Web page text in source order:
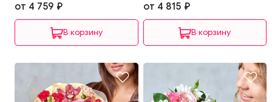
от 4 759 ₽
В корзину
от 4 815 ₽
В корзину